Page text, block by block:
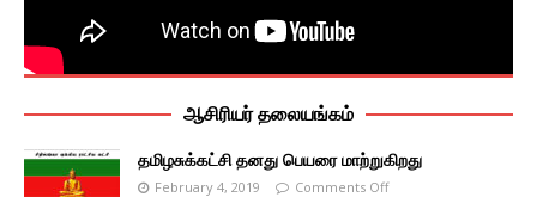
ஆசிரியர் தலையங்கம்
தமிழசுக்கட்சி தனது பெயரை மாற்றுகிறது
February 4, 2019 Comments Off